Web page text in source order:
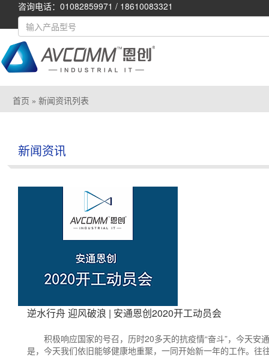
咨询电话：01082859971 / 18610083321
首页 » 新闻资讯列表
新闻资讯
逆水行舟 迎风破浪 | 安通恩创2020开工动员会
积极响应国家的号召，历时20多天的抗疫情“奋斗”，今天
是，今天我们依旧能够健康地重聚，一同开始新一年的工作。往